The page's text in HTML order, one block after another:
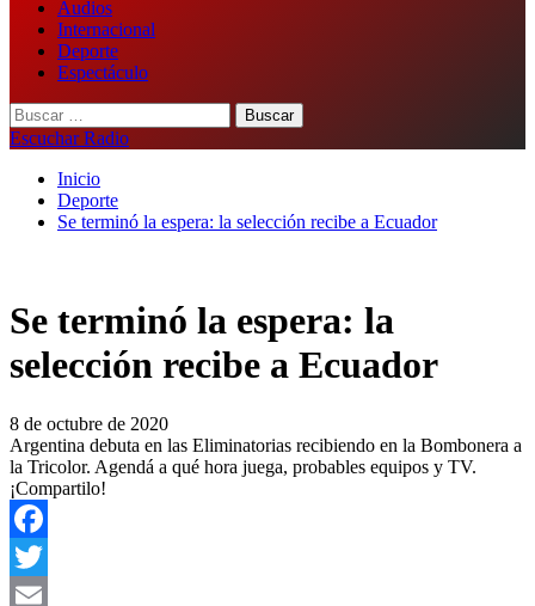
Audios
Internacional
Deporte
Espectáculo
Buscar:
Escuchar Radio
Inicio
Deporte
Se terminó la espera: la selección recibe a Ecuador
Se terminó la espera: la
selección recibe a Ecuador
8 de octubre de 2020
Argentina debuta en las Eliminatorias recibiendo en la Bombonera a
la Tricolor. Agendá a qué hora juega, probables equipos y TV.
¡Compartilo!
Facebook
Twitter